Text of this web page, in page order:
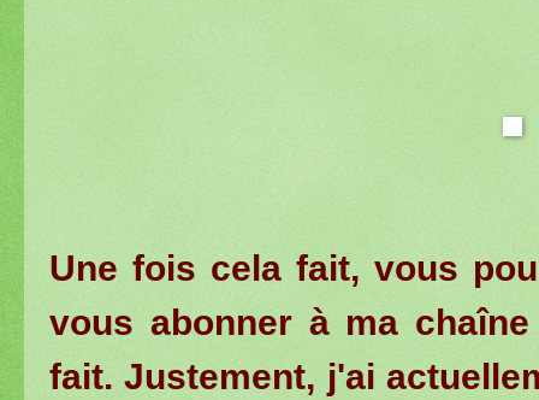
Une fois cela fait, vous
vous abonner à ma
fait. Justement, j'ai